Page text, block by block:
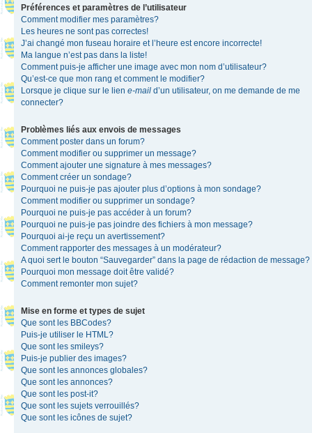
Préférences et paramètres de l’utilisateur
Comment modifier mes paramètres?
Les heures ne sont pas correctes!
J’ai changé mon fuseau horaire et l’heure est encore incorrecte!
Ma langue n’est pas dans la liste!
Comment puis-je afficher une image avec mon nom d’utilisateur?
Qu’est-ce que mon rang et comment le modifier?
Lorsque je clique sur le lien e-mail d’un utilisateur, on me demande de me
connecter?
Problèmes liés aux envois de messages
Comment poster dans un forum?
Comment modifier ou supprimer un message?
Comment ajouter une signature à mes messages?
Comment créer un sondage?
Pourquoi ne puis-je pas ajouter plus d’options à mon sondage?
Comment modifier ou supprimer un sondage?
Pourquoi ne puis-je pas accéder à un forum?
Pourquoi ne puis-je pas joindre des fichiers à mon message?
Pourquoi ai-je reçu un avertissement?
Comment rapporter des messages à un modérateur?
A quoi sert le bouton “Sauvegarder” dans la page de rédaction de message?
Pourquoi mon message doit être validé?
Comment remonter mon sujet?
Mise en forme et types de sujet
Que sont les BBCodes?
Puis-je utiliser le HTML?
Que sont les smileys?
Puis-je publier des images?
Que sont les annonces globales?
Que sont les annonces?
Que sont les post-it?
Que sont les sujets verrouillés?
Que sont les icônes de sujet?